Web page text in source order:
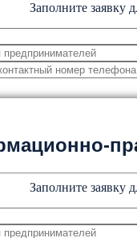
Заполните заявку
Заполните заявку